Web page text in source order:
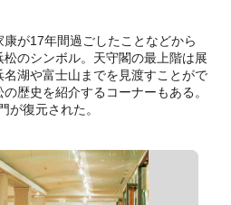
が17年間過ごしたことなどから
松のシンボル。天守閣の最上階は展
湖や富士山までを見渡すことがで
歴史を紹介するコーナーもある。
が復元された。